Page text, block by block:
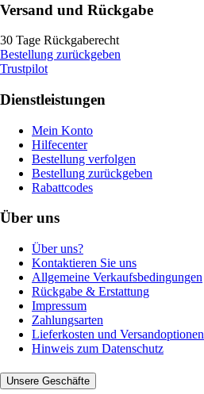
Versand und Rückgabe
30 Tage Rückgaberecht
Bestellung zurückgeben
Trustpilot
Dienstleistungen
Mein Konto
Hilfecenter
Bestellung verfolgen
Bestellung zurückgeben
Rabattcodes
Über uns
Über uns?
Kontaktieren Sie uns
Allgemeine Verkaufsbedingungen
Rückgabe & Erstattung
Impressum
Zahlungsarten
Lieferkosten und Versandoptionen
Hinweis zum Datenschutz
Unsere Geschäfte